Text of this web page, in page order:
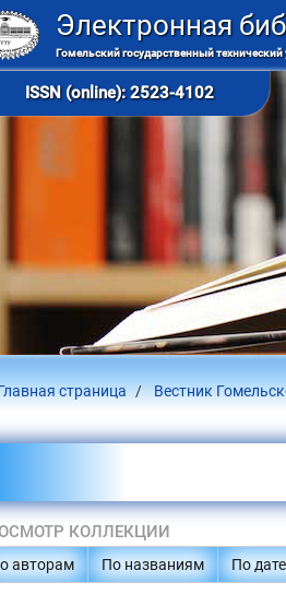
Электронная
Гомельский государственный
ISSN (online): 2523-4102
страница Вестник
КОЛЛЕКЦИИ
авторам По названиям По